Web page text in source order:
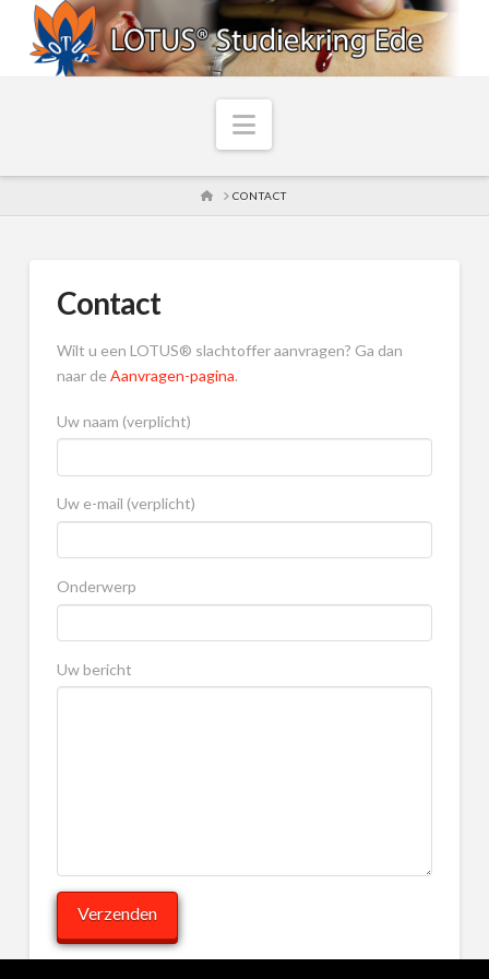
Navigation
HOME
CONTACT
Contact
Wilt u een LOTUS® slachtoffer aanvragen? Ga dan
naar de Aanvragen-pagina.
Uw naam (verplicht)
Uw e-mail (verplicht)
Onderwerp
Uw bericht